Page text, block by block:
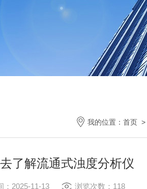
我的位置： 首页 >
了解流通式浊度分析仪
：2025-11-13 浏览次数：118